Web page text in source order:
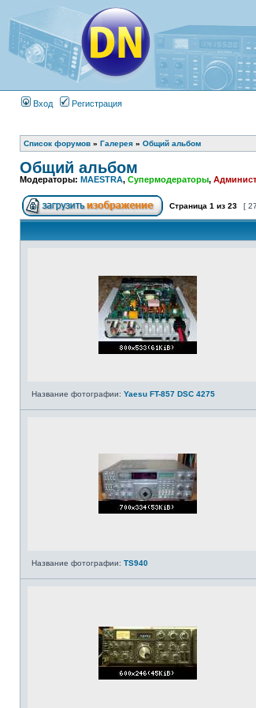
Вход Регистрация
Список форумов » Галерея » Общий альбом
Общий альбом
Модераторы: MAESTRA, Супермодераторы,
Страница 1 из 23 [
Название фотографии: Yaesu FT-857 DSC 4275
Название фотографии: TS940